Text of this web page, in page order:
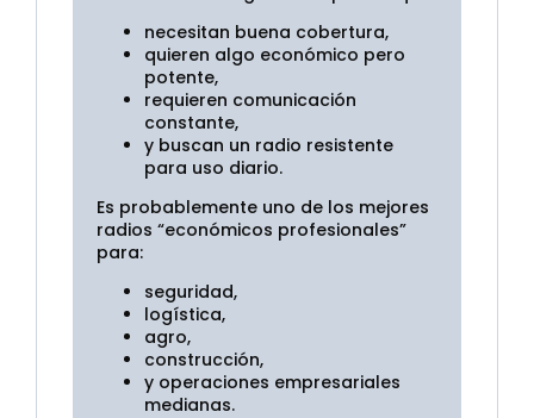
necesitan buena cobertura,
quieren algo económico pero
potente,
requieren comunicación
constante,
y buscan un radio resistente
para uso diario.
Es probablemente uno de los mejores
radios “económicos profesionales”
para:
seguridad,
logística,
agro,
construcción,
y operaciones empresariales
medianas.